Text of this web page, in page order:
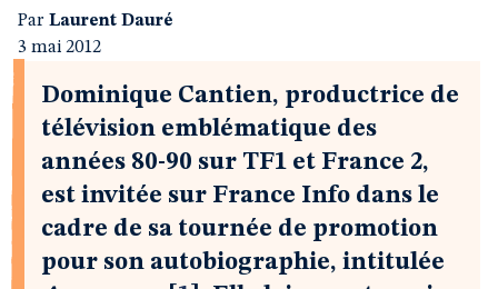
Par Laurent Dauré
3 mai 2012
Dominique Cantien, productrice de
télévision emblématique des
années 80-90 sur TF1 et France 2,
est invitée sur France Info dans le
cadre de sa tournée de promotion
pour son autobiographie, intitulée